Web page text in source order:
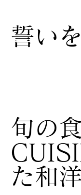
旬の
た和
誓いを